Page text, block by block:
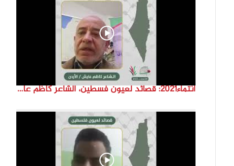
انتماء2021: قصائد لعيون فسطين، الشاعر كاظم عايش ،الاردن